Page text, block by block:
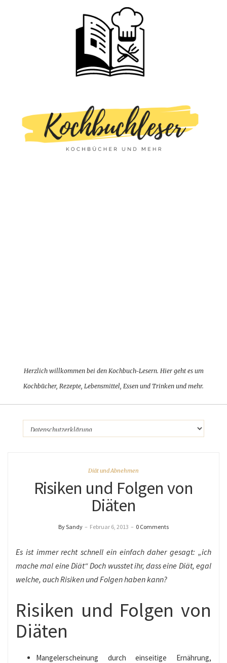
Herzlich willkommen bei den Kochbuch-Lesern. Hier geht es um
Kochbücher, Rezepte, Lebensmittel, Essen und Trinken und mehr.
Diät und Abnehmen
Risiken und Folgen von
Diäten
By Sandy – Februar 6, 2013 – 0 Comments
Es ist immer recht schnell ein einfach daher gesagt: „ich
mache mal eine Diät“ Doch wusstet ihr, dass eine Diät, egal
welche, auch Risiken und Folgen haben kann?
Risiken und Folgen von
Diäten
Mangelerscheinung durch einseitige Ernährung,